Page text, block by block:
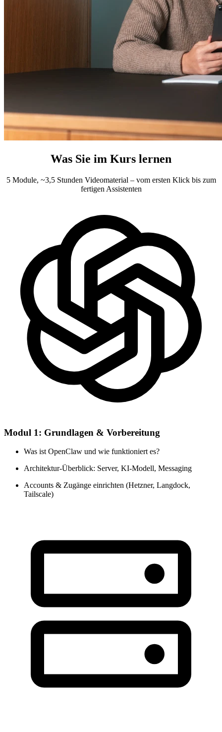
Was Sie im Kurs lernen
5 Module, ~3,5 Stunden Videomaterial – vom ersten Klick bis zum
fertigen Assistenten
Modul 1: Grundlagen & Vorbereitung
Was ist OpenClaw und wie funktioniert es?
Architektur-Überblick: Server, KI-Modell, Messaging
Accounts & Zugänge einrichten (Hetzner, Langdock,
Tailscale)